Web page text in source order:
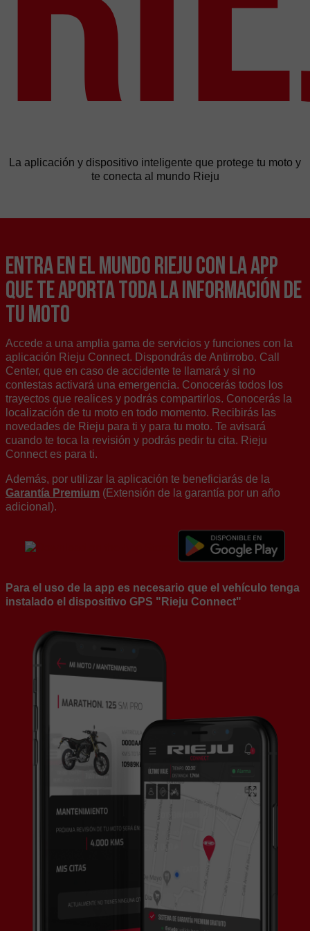
La aplicación y dispositivo inteligente que protege tu moto y
te conecta al mundo Rieju
Entra en el mundo RIEJU con la APP
que te aporta toda la información de
tu moto
Accede a una amplia gama de servicios y funciones con la
aplicación Rieju Connect. Dispondrás de Antirrobo. Call
Center, que en caso de accidente te llamará y si no
contestas activará una emergencia. Conocerás todos los
trayectos que realices y podrás compartirlos. Conocerás la
localización de tu moto en todo momento. Recibirás las
novedades de Rieju para ti y para tu moto. Te avisará
cuando te toca la revisión y podrás pedir tu cita. Rieju
Connect es para ti.
Además, por utilizar la aplicación te beneficiarás de la
Garantía Premium (Extensión de la garantía por un año
adicional).
Para el uso de la app es necesario que el vehículo tenga
instalado el dispositivo GPS "Rieju Connect"